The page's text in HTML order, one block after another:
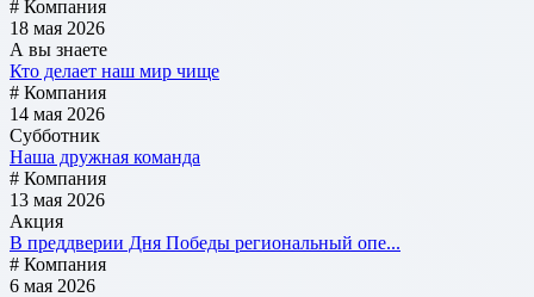
# Компания
18 мая 2026
А вы знаете
Кто делает наш мир чище
# Компания
14 мая 2026
Субботник
Наша дружная команда
# Компания
13 мая 2026
Акция
В преддверии Дня Победы региональный опе...
# Компания
6 мая 2026